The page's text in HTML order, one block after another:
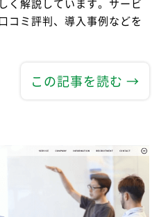
く解説しています。サービ
コミ評判、導入事例などを
この記事を読む →